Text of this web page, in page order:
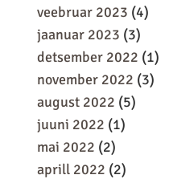
veebruar 2023 (4)
jaanuar 2023 (3)
detsember 2022 (1)
november 2022 (3)
august 2022 (5)
juuni 2022 (1)
mai 2022 (2)
aprill 2022 (2)